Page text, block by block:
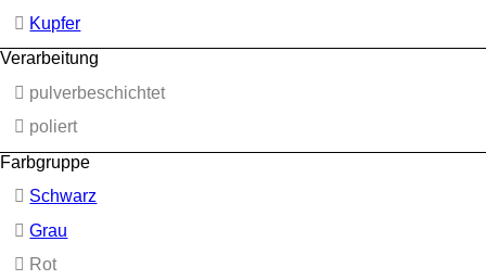
Kupfer
Verarbeitung
pulverbeschichtet
poliert
Farbgruppe
Schwarz
Grau
Rot